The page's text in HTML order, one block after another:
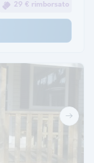
29 € rimborsato